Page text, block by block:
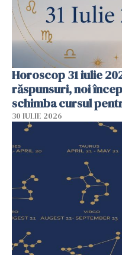
Horoscop 31 iulie
răspunsuri, noi
schimba cursul
30 IULIE 2026